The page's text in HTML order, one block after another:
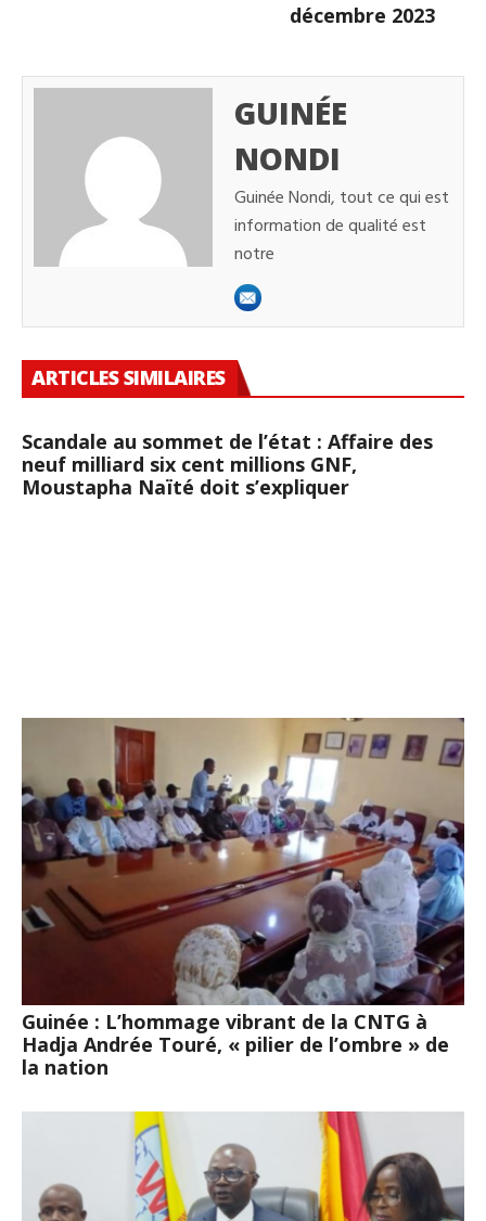
décembre 2023
GUINÉE
NONDI
Guinée Nondi, tout ce qui est
information de qualité est
notre
ARTICLES SIMILAIRES
Scandale au sommet de l’état : Affaire des
neuf milliard six cent millions GNF,
Moustapha Naïté doit s’expliquer
Guinée : L’hommage vibrant de la CNTG à
Hadja Andrée Touré, « pilier de l’ombre » de
la nation